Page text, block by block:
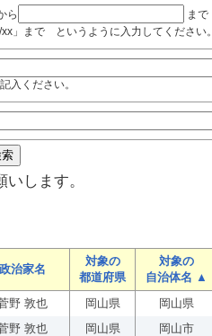
ら
まで
まで というように入力してください。
入ください。
します。
政治家名
対象の
都道府県
対象の
自治体名 ▲
野 敦也 岡山県 岡山県
野 敦也 岡山県 岡山市